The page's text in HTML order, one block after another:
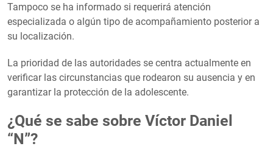
Tampoco se ha informado si requerirá atención
especializada o algún tipo de acompañamiento posterior a
su localización.
La prioridad de las autoridades se centra actualmente en
verificar las circunstancias que rodearon su ausencia y en
garantizar la protección de la adolescente.
¿Qué se sabe sobre Víctor Daniel
“N”?